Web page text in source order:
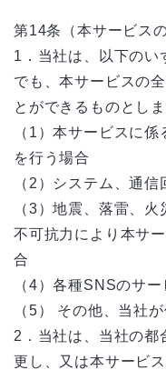
第14条（本サービス
1．当社は、以下のい
でも、本サービスの
とができるものとしま
（1）本サービスに
を行う場合
（2）システム、通
（3）地震、落雷、
不可抗力により本サ
合
（4）各種SNSのサ
（5） その他、当社
2．当社は、当社の都
更し、又は本サービ